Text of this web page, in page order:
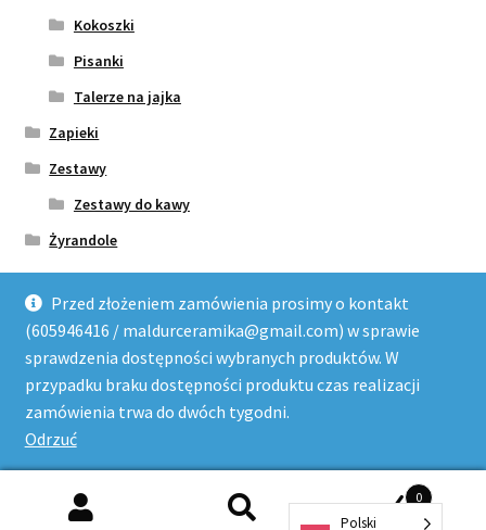
Przed złożeniem zamówienia prosimy o kontakt
(605946416 / maldurceramika@gmail.com) w sprawie
sprawdzenia dostępności wybranych produktów. W
przypadku braku dostępności produktu czas realizacji
zamówienia trwa do dwóch tygodni.
Odrzuć
Kokoszki
Pisanki
Talerze na jajka
Zapieki
Zestawy
Zestawy do kawy
Żyrandole
© Ceramika Artystyczna MalDur Bolesławiec 2026
Regulamin
Stworzone z WooCommerce
0
Polski